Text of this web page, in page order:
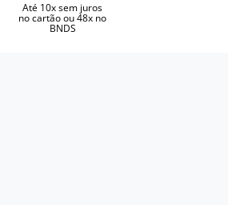
Até 10x sem juros
no cartão ou 48x no
BNDS